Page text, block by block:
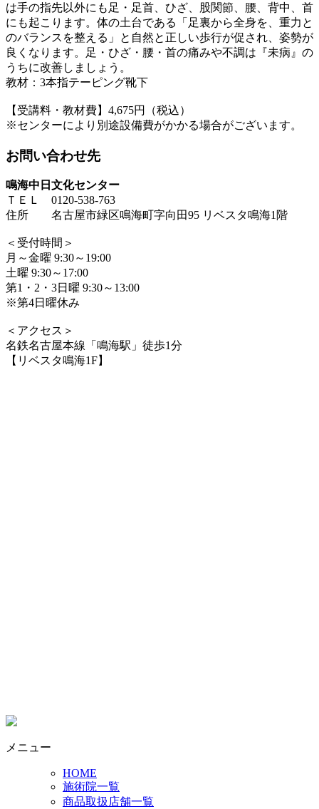
は手の指先以外にも足・足首、ひざ、股関節、腰、背中、首
にも起こります。体の土台である「足裏から全身を、重力と
のバランスを整える」と自然と正しい歩行が促され、姿勢が
良くなります。足・ひざ・腰・首の痛みや不調は『未病』の
うちに改善しましょう。
教材：3本指テーピング靴下
【受講料・教材費】4,675円（税込）
※センターにより別途設備費がかかる場合がございます。
お問い合わせ先
鳴海中日文化センター
ＴＥＬ 0120-538-763
住所 名古屋市緑区鳴海町字向田95 リベスタ鳴海1階
＜受付時間＞
月～金曜 9:30～19:00
土曜 9:30～17:00
第1・2・3日曜 9:30～13:00
※第4日曜休み
＜アクセス＞
名鉄名古屋本線「鳴海駅」徒歩1分
【リベスタ鳴海1F】
メニュー
HOME
施術院一覧
商品取扱店舗一覧